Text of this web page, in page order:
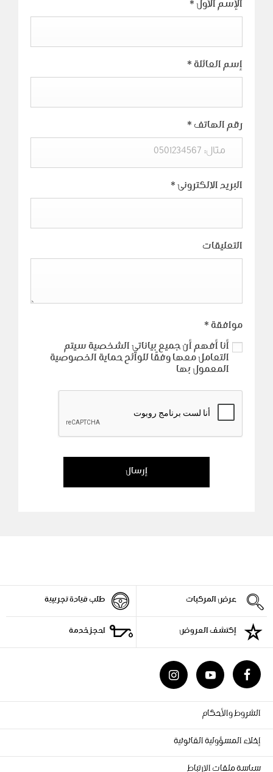
الإسم الأول *
إسم العائلة*
رقم الهاتف*
البريد الالكترونى*
التعليقات
موافقة*
أنا أفهم أن جميع بياناتي الشخصية سيتم
التعامل معها وفقًا للوائح حماية الخصوصية
المعمول بها
إرسال
عرض المركبات طلب قيادة تجريبية
إكتشف العروض احجز خدمة
الشروط والأحكام
إخلاء المسؤولية القانونية
سياسة ملفات الارتباط